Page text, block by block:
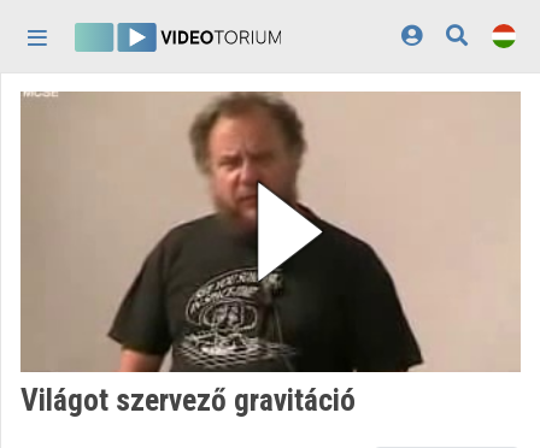
Kezdőlap
Lejátszási listák
Intézmények
Közreműködők
Világot szervező gravitáció